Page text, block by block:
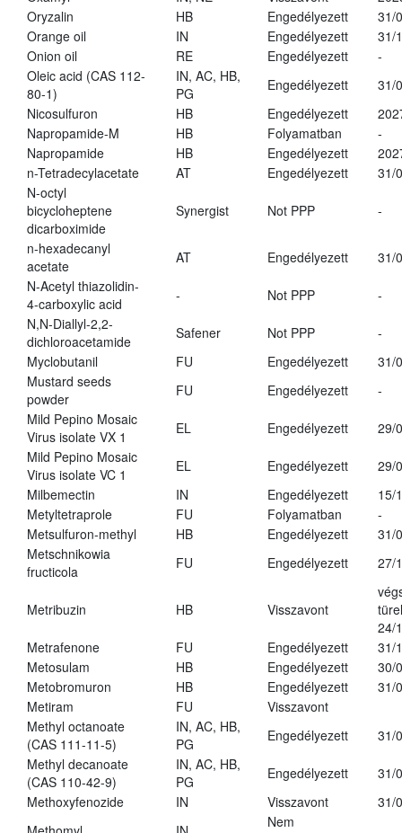
Oryzalin
HB Engedélyezett
31/
Orange oil
IN Engedélyezett
31/
Onion oil
RE Engedélyezett
-
Oleic acid (CAS 112-
80-1)
IN, AC, HB,
PG
Engedélyezett
31/
Nicosulfuron
HB Engedélyezett
Napropamide-M
HB Folyamatban
-
Napropamide
HB Engedélyezett
n-Tetradecylacetate
AT Engedélyezett
31/
N-octyl
bicycloheptene
dicarboximide
Synergist Not PPP -
n-hexadecanyl
acetate
AT Engedélyezett
31/
N-Acetyl thiazolidin-
4-carboxylic acid
- Not PPP
-
N,N-Diallyl-2,2-
dichloroacetamide
Safener Not PPP
-
Myclobutanil
FU Engedélyezett
31/
Mustard seeds
powder
FU Engedélyezett
-
Mild Pepino Mosaic
Virus isolate VX 1
EL Engedélyezett
29/
Mild Pepino Mosaic
Virus isolate VC 1
EL Engedélyezett
29/
Milbemectin
IN Engedélyezett
15/
Metyltetraprole
FU Folyamatban
-
Metsulfuron-methyl
HB Engedélyezett
31/
Metschnikowia
fructicola
FU Engedélyezett 27/
Metribuzin HB Visszavont
24/
Metrafenone
FU Engedélyezett
31/
Metosulam
HB Engedélyezett
30/
Metobromuron
HB Engedélyezett
31/
Metiram
FU
Visszavont
Methyl octanoate
(CAS 111-11-5)
IN, AC, HB,
PG
Engedélyezett
31/
Methyl decanoate
(CAS 110-42-9)
IN, AC, HB,
PG
Engedélyezett
31/
Methoxyfenozide
IN Visszavont
31/
Nem